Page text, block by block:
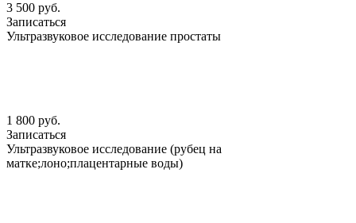
3 500 руб.
Записаться
Ультразвуковое исследование простаты
1 800 руб.
Записаться
Ультразвуковое исследование (рубец на
матке;лоно;плацентарные воды)